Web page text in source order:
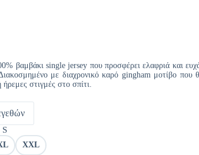
βαμβάκι single jersey που προσφέρει ελαφριά και
με διαχρονικό καρό gingham μοτίβο που
στιγμές στο σπίτι.
S
XXL